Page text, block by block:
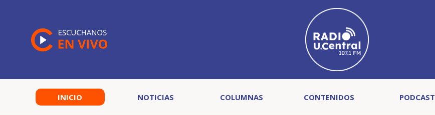
INICIO NOTICIAS COLUMNAS CONTENIDOS PODCAST